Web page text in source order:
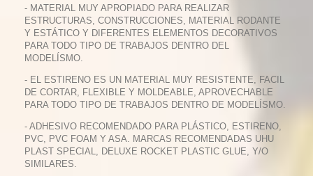
- MATERIAL MUY APROPIADO PARA REALIZAR
ESTRUCTURAS, CONSTRUCCIONES, MATERIAL RODANTE
Y ESTÁTICO Y DIFERENTES ELEMENTOS DECORATIVOS
PARA TODO TIPO DE TRABAJOS DENTRO DEL
MODELÍSMO.
- EL ESTIRENO ES UN MATERIAL MUY RESISTENTE, FACIL
DE CORTAR, FLEXIBLE Y MOLDEABLE, APROVECHABLE
PARA TODO TIPO DE TRABAJOS DENTRO DE MODELÍSMO.
- ADHESIVO RECOMENDADO PARA PLÁSTICO, ESTIRENO,
PVC, PVC FOAM Y ASA. MARCAS RECOMENDADAS UHU
PLAST SPECIAL, DELUXE ROCKET PLASTIC GLUE, Y/O
SIMILARES.